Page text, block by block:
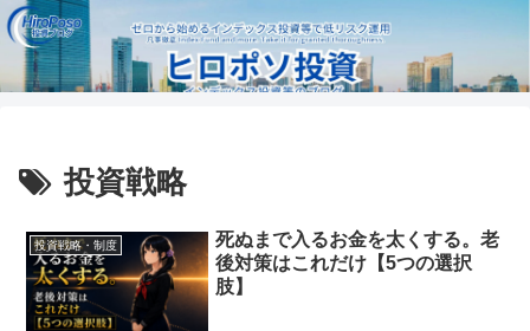
投資戦略
投資戦略・制度
死ぬまで入るお金を太くする。老
後対策はこれだけ【5つの選択
肢】